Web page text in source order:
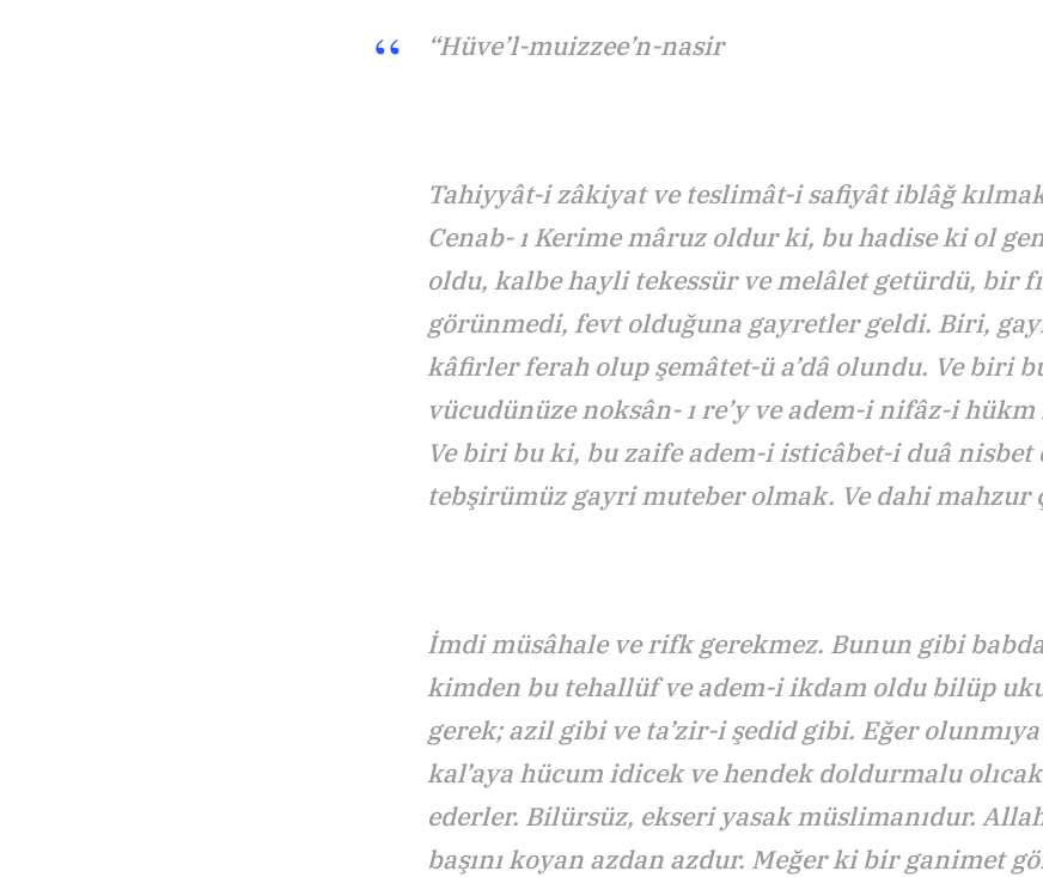
“Hüve’l-muizzee’n-nasir
Tahiyyât-i zâkiyat ve teslimât-i safiyât iblâğ
Cenab- ı Kerime mâruz oldur ki, bu hadise ki ol
oldu, kalbe hayli tekessür ve melâlet getürdü, bir
görünmedi, fevt olduğuna gayretler geldi. Biri,
kâfirler ferah olup şemâtet-ü a’dâ olundu. Ve biri
vücudünüze noksân- ı re’y ve adem-i nifâz-i
Ve biri bu ki, bu zaife adem-i isticâbet-i duâ nisbet
tebşirümüz gayri muteber olmak. Ve dahi mahzur
İmdi müsâhale ve rifk gerekmez. Bunun gibi
kimden bu tehallüf ve adem-i ikdam oldu bilüp
gerek; azil gibi ve ta’zir-i şedid gibi. Eğer
kal’aya hücum idicek ve hendek doldurmalu
ederler. Bilürsüz, ekseri yasak müslimanıdur.
başını koyan azdan azdur. Meğer ki bir ganimet